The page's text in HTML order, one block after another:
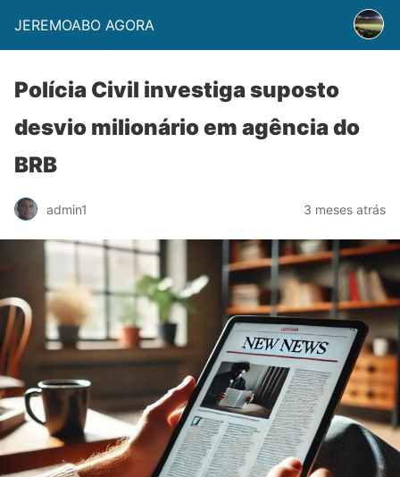
JEREMOABO AGORA
Polícia Civil investiga suposto
desvio milionário em agência do
BRB
admin1 3 meses atrás